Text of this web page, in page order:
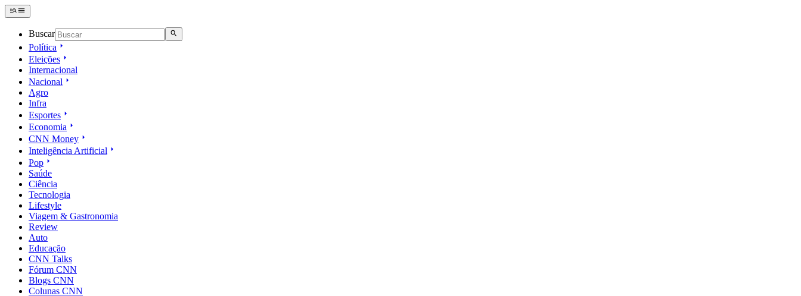
Buscar
Política
Eleições
Internacional
Nacional
Agro
Infra
Esportes
Economia
CNN Money
Inteligência Artificial
Pop
Saúde
Ciência
Tecnologia
Lifestyle
Viagem & Gastronomia
Review
Auto
Educação
CNN Talks
Fórum CNN
Blogs CNN
Colunas CNN